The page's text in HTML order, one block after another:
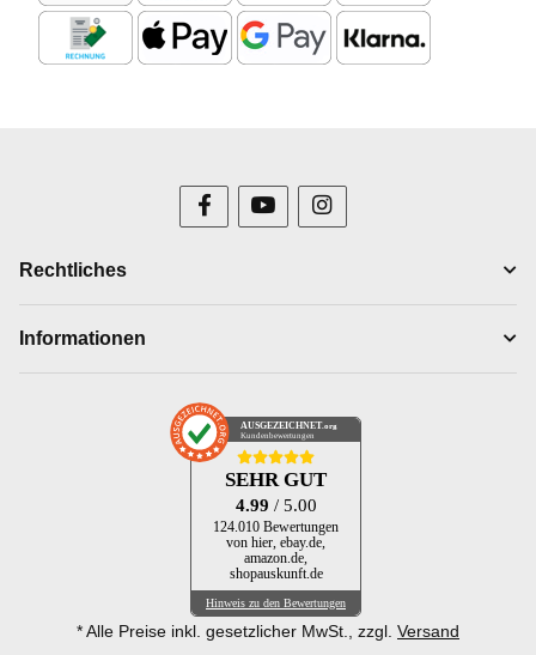
Rechtliches
Informationen
AUSGEZEICHNET .org
Kundenbewertungen
SEHR GUT
4.99 / 5.00
124.010 Bewertungen
von hier, ebay.de,
amazon.de,
shopauskunft.de
Hinweis zu den Bewertungen
* Alle Preise inkl. gesetzlicher MwSt., zzgl. Versand